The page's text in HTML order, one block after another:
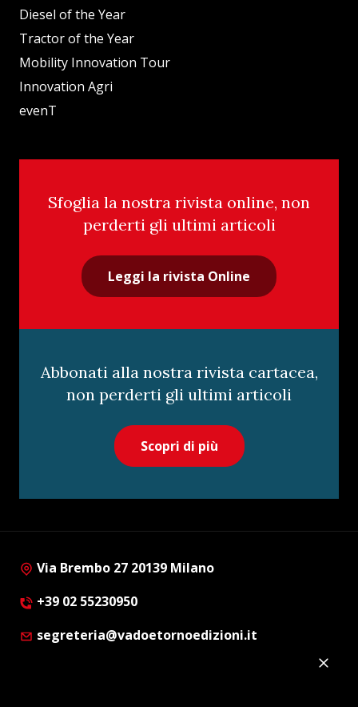
Diesel of the Year
Tractor of the Year
Mobility Innovation Tour
Innovation Agri
evenT
Sfoglia la nostra rivista online, non
perderti gli ultimi articoli
Leggi la rivista Online
Abbonati alla nostra rivista cartacea,
non perderti gli ultimi articoli
Scopri di più
Via Brembo 27 20139 Milano
+39 02 55230950
segreteria@vadoetornoedizioni.it